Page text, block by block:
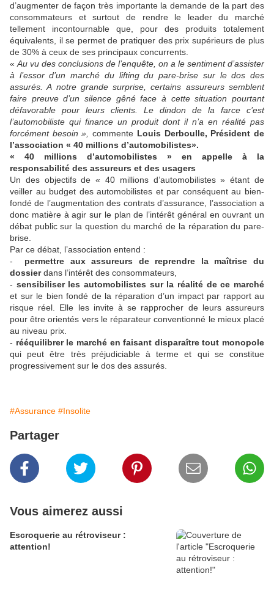
d’augmenter de façon très importante la demande de la part des
consommateurs et surtout de rendre le leader du marché
tellement incontournable que, pour des produits totalement
équivalents, il se permet de pratiquer des prix supérieurs de plus
de 30% à ceux de ses principaux concurrents.
« Au vu des conclusions de l’enquête, on a le sentiment d’assister
à l’essor d’un marché du lifting du pare-brise sur le dos des
assurés. A notre grande surprise, certains assureurs semblent
faire preuve d’un silence gêné face à cette situation pourtant
défavorable pour leurs clients. Le dindon de la farce c’est
l’automobiliste qui finance un produit dont il n’a en réalité pas
forcément besoin »,
commente Louis Derboulle, Président de
l’association « 40 millions d’automobilistes».
« 40 millions d’automobilistes » en appelle à la
responsabilité des assureurs et des usagers
Un des objectifs de « 40 millions d’automobilistes » étant de
veiller au budget des automobilistes et par conséquent au bien-
fondé de l’augmentation des contrats d’assurance, l’association a
donc matière à agir sur le plan de l’intérêt général en ouvrant un
débat public sur la question du marché de la réparation du pare-
brise.
Par ce débat, l’association entend :
- permettre aux assureurs de reprendre la maîtrise du
dossierdans l’intérêt des consommateurs,
- sensibiliser les automobilistes sur la réalité de ce marché
et sur le bien fondé de la réparation d’un impact par rapport au
risque réel. Elle les invite à se rapprocher de leurs assureurs
pour être orientés vers le réparateur conventionné le mieux placé
au niveau prix.
- rééquilibrer le marché en faisant disparaître tout monopole
qui peut être très préjudiciable à terme et qui se constitue
progressivement sur le dos des assurés.
#Assurance #Insolite
Partager
Vous aimerez aussi
Escroquerie au rétroviseur :
attention!